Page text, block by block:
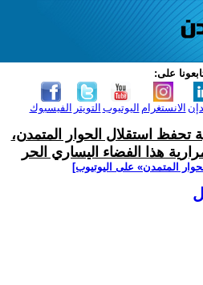
على:
الفيسبوك التويتر اليوتيوب الانستغرام
تحفظ استقلال الحوار المتمدن،
هذا الفضاء اليساري الحر
المتمدن» على اليوتيوب]